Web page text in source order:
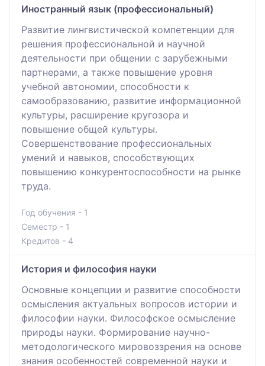
Иностранный язык (профессиональный)
Развитие лингвистической компетенции для
решения профессиональной и научной
деятельности при общении с зарубежными
партнерами, а также повышение уровня
учебной автономии, способности к
самообразованию, развитие информационной
культуры, расширение кругозора и
повышение общей культуры.
Совершенствование профессиональных
умений и навыков, способствующих
повышению конкурентоспособности на рынке
труда.
Год обучения - 1
Семестр - 1
Кредитов - 4
История и философия науки
Основные концепции и развитие способности
осмысления актуальных вопросов истории и
философии науки. Философское осмысление
природы науки. Формирование научно-
методологического мировоззрения на основе
знания особенностей современной науки и